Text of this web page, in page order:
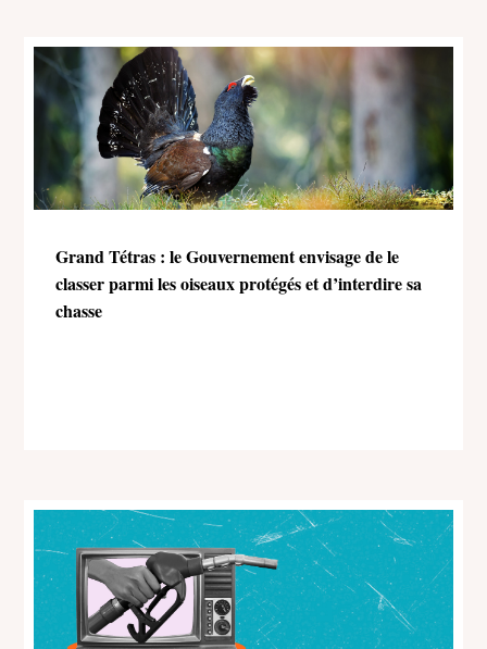
Grand Tétras : le Gouvernement envisage de le
classer parmi les oiseaux protégés et d’interdire sa
chasse